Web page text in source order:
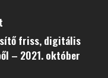
friss, digitális
– 2021. október